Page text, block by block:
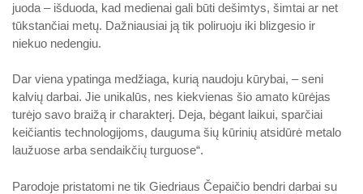
juoda – išduoda, kad medienai gali būti dešimtys, šimtai ar net
tūkstančiai metų. Dažniausiai ją tik poliruoju iki blizgesio ir
niekuo nedengiu.
Dar viena ypatinga medžiaga, kurią naudoju kūrybai, – seni
kalvių darbai. Jie unikalūs, nes kiekvienas šio amato kūrėjas
turėjo savo braižą ir charakterį. Deja, bėgant laikui, sparčiai
keičiantis technologijoms, dauguma šių kūrinių atsidūrė metalo
laužuose arba sendaikčių turguose“.
Parodoje pristatomi ne tik Giedriaus Čepaičio bendri darbai su